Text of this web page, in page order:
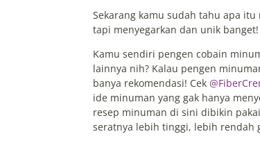
Sekarang kamu sudah tahu apa
tapi menyegarkan dan unik banget!
Kamu sendiri pengen cobain
lainnya nih? Kalau pengen
banya rekomendasi! Cek
ide minuman yang gak hanya
resep minuman di sini dibikin
seratnya lebih tinggi, lebih rendah